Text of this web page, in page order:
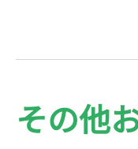
その他